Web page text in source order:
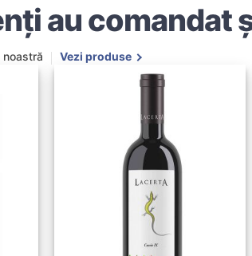
au comandat
noastră Vezi produse